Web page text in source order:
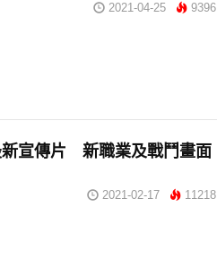
2021-04-25 9396
宣傳片 新職業及戰鬥畫面
2021-02-17 11218